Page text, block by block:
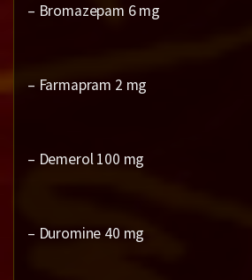
– Bromazepam 6 mg
– Farmapram 2 mg
– Demerol 100 mg
– Duromine 40 mg